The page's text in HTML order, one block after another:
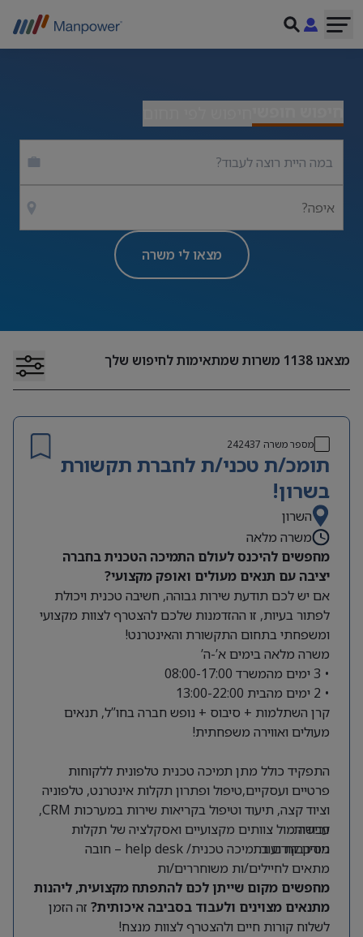
איפה?
מצאו לי משרה
מצאנו1138 משרות שמתאימות לחיפוש שלך
מספר משרה 242437
תומכ/ת טכני/ת לחברת תקשורת
בשרון!
השרון
משרה מלאה
מחפשים להיכנס לעולם התמיכה הטכנית בחברה
יציבה עם תנאים מעולים ואופק מקצועי?
אם יש לכם תודעת שירות גבוהה, חשיבה טכנית ויכולת
לפתור בעיות, זו ההזדמנות שלכם להצטרף לצוות מקצועי
ומשפחתי בתחום התקשורת והאינטרנט!
משרה מלאה בימים א’-ה’
• 3 ימים מהמשרד 08:00-17:00
• 2 ימים מהבית 13:00-22:00
קרן השתלמות + סיבוס + נופש חברה בחו”ל, תנאים
מעולים ואווירה משפחתית!
התפקיד כולל מתן תמיכה טכנית טלפונית ללקוחות
פרטיים ועסקיים,טיפול ופתרון תקלות אינטרנט, טלפוניה
וציוד קצה, תיעוד וטיפול בקריאות שירות במערכות CRM,
עבודה מול צוותים מקצועיים ואסקלציה של תקלות
מורכבות ועוד.
דרישות:
ניסיון קודם בתמיכה טכנית/ help desk – חובה
מתאים לחיילים/ות משוחררים/ות
מחפשים מקום שייתן לכם להתפתח מקצועית, ליהנות
מתנאים מצוינים ולעבוד בסביבה איכותית? זה הזמן
לשלוח קורות חיים ולהצטרף לצוות מנצח!